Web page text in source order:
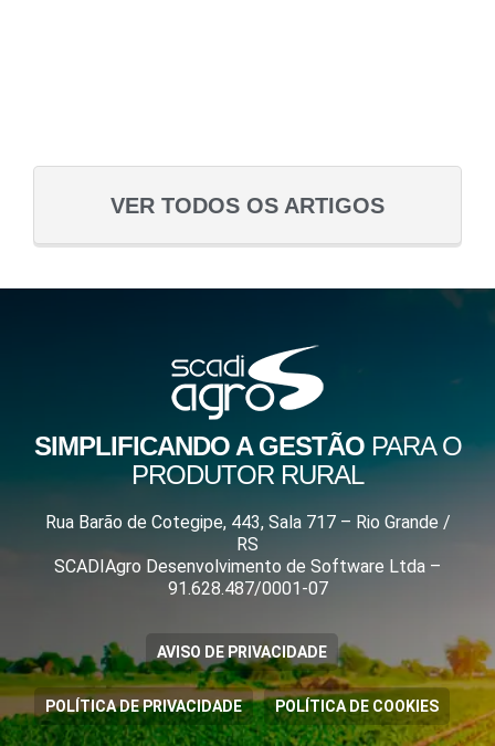
VER TODOS OS ARTIGOS
SIMPLIFICANDO A GESTÃOPARA O
PRODUTOR RURAL
Rua Barão de Cotegipe, 443, Sala 717 – Rio Grande /
RS
SCADIAgro Desenvolvimento de Software Ltda –
91.628.487/0001-07
AVISO DE PRIVACIDADE
POLÍTICA DE PRIVACIDADE POLÍTICA DE COOKIES